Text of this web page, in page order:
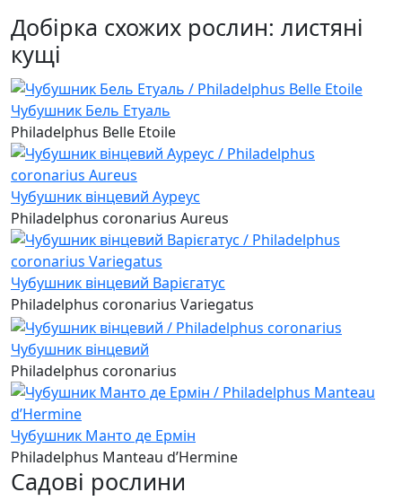
Добірка схожих рослин: листяні
кущі
Чубушник Бель Етуаль
Philadelphus Belle Etoile
Чубушник вінцевий Ауреус
Philadelphus coronarius Aureus
Чубушник вінцевий Варієгатус
Philadelphus coronarius Variegatus
Чубушник вінцевий
Philadelphus coronarius
Чубушник Манто де Ермін
Philadelphus Manteau d’Hermine
Садові рослини